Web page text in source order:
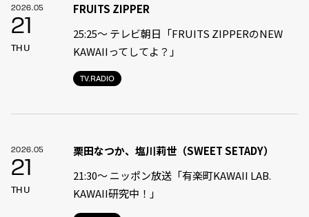
2026.05
21
THU
TV.RADIO
FRUITS ZIPPER
25:25～ テレビ朝日「FRUITS ZIPPERのNEW
KAWAIIってしてよ？」
2026.05
21
THU
栗田なつか、塩川莉世（SWEET SETADY）
21:30〜 ニッポン放送「有楽町KAWAII LAB.
KAWAII研究中！」